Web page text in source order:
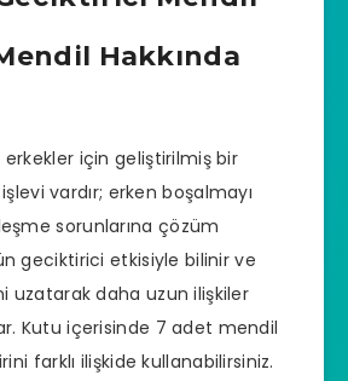
Hakkında
için geliştirilmiş bir
vardır; erken boşalmayı
sorunlarına çözüm
geciktirici etkisiyle bilinir ve
uzatarak daha uzun ilişkiler
Kutu içerisinde 7 adet mendil
farklı ilişkide kullanabilirsiniz.